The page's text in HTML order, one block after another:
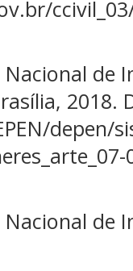
Nacional de
2018.
depen/
Nacional de